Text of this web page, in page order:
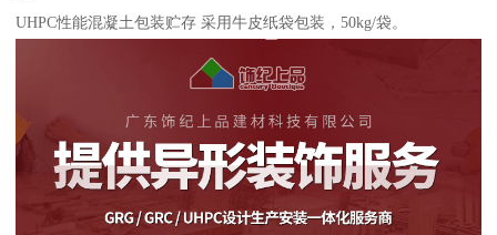
UHPC性能混凝土包装贮存 采用牛皮纸袋包装，50kg/袋。